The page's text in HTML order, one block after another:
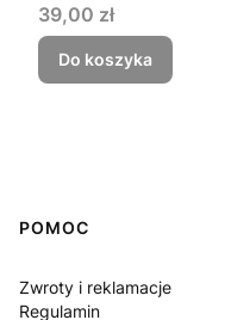
Cena
39,00 zł
Do koszyka
Linki w stopce
POMOC
Zwroty i reklamacje
Regulamin